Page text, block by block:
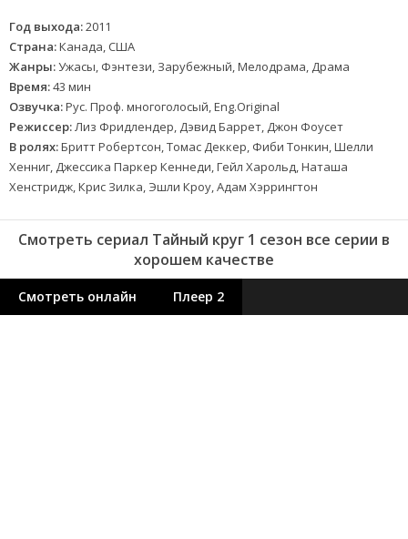
Год выхода:2011
Страна:Канада, США
Жанры:Ужасы, Фэнтези, Зарубежный, Мелодрама, Драма
Время:43 мин
Озвучка:Рус. Проф. многоголосый, Eng.Original
Режиссер:Лиз Фридлендер, Дэвид Баррет, Джон Фоусет
В ролях:Бритт Робертсон, Томас Деккер, Фиби Тонкин, Шелли
Хенниг, Джессика Паркер Кеннеди, Гейл Харольд, Наташа
Хенстридж, Крис Зилка, Эшли Кроу, Адам Хэррингтон
Смотреть сериал Тайный круг 1 сезон все серии в
хорошем качестве
Смотреть онлайн Плеер 2